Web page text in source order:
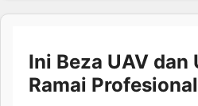
Ini Beza UAV dan
Ramai